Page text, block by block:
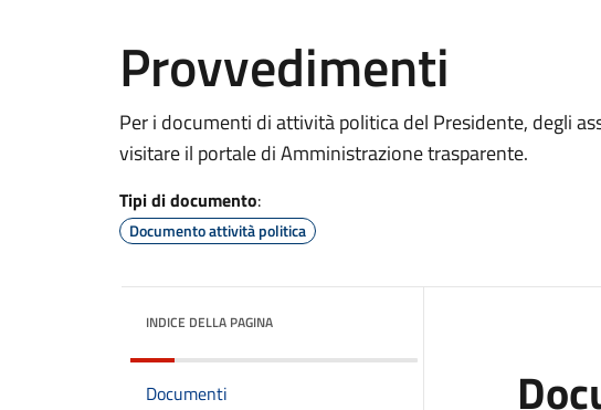
Provvedimenti
Per i documenti di attività politica del Presidente, degli
visitare il portale di Amministrazione trasparente.
Tipi di documento:
Documento attività politica
INDICE DELLA PAGINA
Documenti